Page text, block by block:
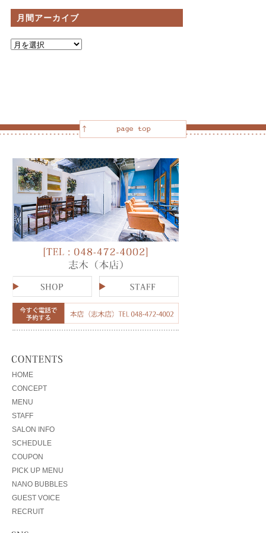
月間アーカイブ
HOME
CONCEPT
MENU
STAFF
SALON INFO
SCHEDULE
COUPON
PICK UP MENU
NANO BUBBLES
GUEST VOICE
RECRUIT